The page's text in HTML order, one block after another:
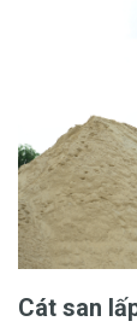
Cát san